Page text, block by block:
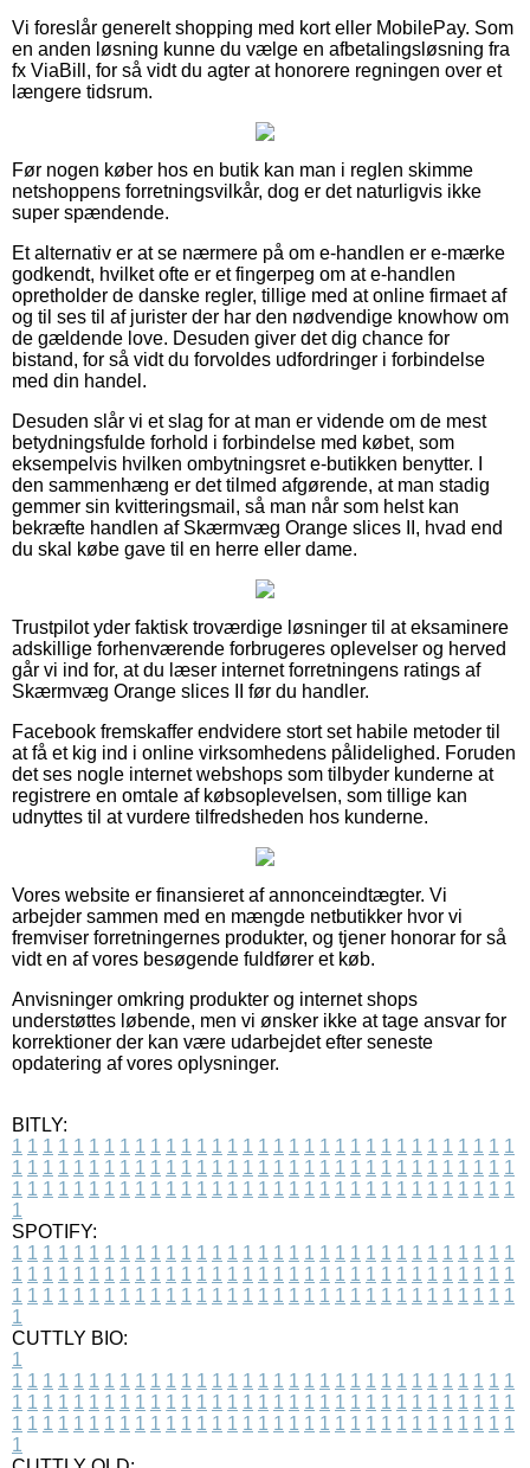
Vi foreslår generelt shopping med kort eller MobilePay. Som
en anden løsning kunne du vælge en afbetalingsløsning fra
fx ViaBill, for så vidt du agter at honorere regningen over et
længere tidsrum.
Før nogen køber hos en butik kan man i reglen skimme
netshoppens forretningsvilkår, dog er det naturligvis ikke
super spændende.
Et alternativ er at se nærmere på om e-handlen er e-mærke
godkendt, hvilket ofte er et fingerpeg om at e-handlen
opretholder de danske regler, tillige med at online firmaet af
og til ses til af jurister der har den nødvendige knowhow om
de gældende love. Desuden giver det dig chance for
bistand, for så vidt du forvoldes udfordringer i forbindelse
med din handel.
Desuden slår vi et slag for at man er vidende om de mest
betydningsfulde forhold i forbindelse med købet, som
eksempelvis hvilken ombytningsret e-butikken benytter. I
den sammenhæng er det tilmed afgørende, at man stadig
gemmer sin kvitteringsmail, så man når som helst kan
bekræfte handlen af Skærmvæg Orange slices II, hvad end
du skal købe gave til en herre eller dame.
Trustpilot yder faktisk troværdige løsninger til at eksaminere
adskillige forhenværende forbrugeres oplevelser og herved
går vi ind for, at du læser internet forretningens ratings af
Skærmvæg Orange slices II før du handler.
Facebook fremskaffer endvidere stort set habile metoder til
at få et kig ind i online virksomhedens pålidelighed. Foruden
det ses nogle internet webshops som tilbyder kunderne at
registrere en omtale af købsoplevelsen, som tillige kan
udnyttes til at vurdere tilfredsheden hos kunderne.
Vores website er finansieret af annonceindtægter. Vi
arbejder sammen med en mængde netbutikker hvor vi
fremviser forretningernes produkter, og tjener honorar for så
vidt en af vores besøgende fuldfører et køb.
Anvisninger omkring produkter og internet shops
understøttes løbende, men vi ønsker ikke at tage ansvar for
korrektioner der kan være udarbejdet efter seneste
opdatering af vores oplysninger.
BITLY:
1 1 1 1 1 1 1 1 1 1 1 1 1 1 1 1 1 1 1 1 1 1 1 1 1 1 1 1 1 1 1 1 1
1 1 1 1 1 1 1 1 1 1 1 1 1 1 1 1 1 1 1 1 1 1 1 1 1 1 1 1 1 1 1 1 1
1 1 1 1 1 1 1 1 1 1 1 1 1 1 1 1 1 1 1 1 1 1 1 1 1 1 1 1 1 1 1 1 1
1
SPOTIFY:
1 1 1 1 1 1 1 1 1 1 1 1 1 1 1 1 1 1 1 1 1 1 1 1 1 1 1 1 1 1 1 1 1
1 1 1 1 1 1 1 1 1 1 1 1 1 1 1 1 1 1 1 1 1 1 1 1 1 1 1 1 1 1 1 1 1
1 1 1 1 1 1 1 1 1 1 1 1 1 1 1 1 1 1 1 1 1 1 1 1 1 1 1 1 1 1 1 1 1
1
CUTTLY BIO:
1
1 1 1 1 1 1 1 1 1 1 1 1 1 1 1 1 1 1 1 1 1 1 1 1 1 1 1 1 1 1 1 1 1
1 1 1 1 1 1 1 1 1 1 1 1 1 1 1 1 1 1 1 1 1 1 1 1 1 1 1 1 1 1 1 1 1
1 1 1 1 1 1 1 1 1 1 1 1 1 1 1 1 1 1 1 1 1 1 1 1 1 1 1 1 1 1 1 1 1
1